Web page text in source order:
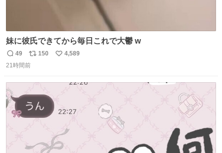
妹に彼氏できてから毎日これで大鬱 w
返
信
49
リ
ポ
150
い
4,589
21時間前